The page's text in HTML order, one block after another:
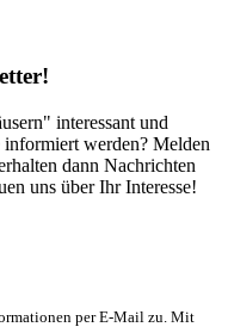
interessant und
werden? Melden
dann Nachrichten
uns über Ihr Interesse!
per E-Mail zu. Mit